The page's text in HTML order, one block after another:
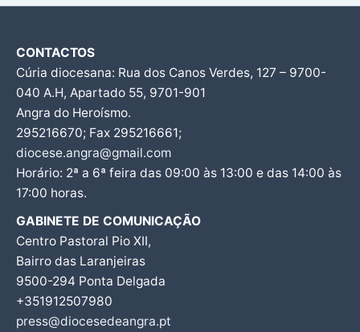
CONTACTOS
Cúria diocesana: Rua dos Canos Verdes, 127 – 9700-
040 A.H, Apartado 55, 9701-901
Angra do Heroísmo.
295216670; Fax 295216661;
diocese.angra@gmail.com
Horário: 2ª a 6ª feira das 09:00 às 13:00 e das 14:00 às
17:00 horas.
GABINETE DE COMUNICAÇÃO
Centro Pastoral Pio XII,
Bairro das Laranjeiras
9500-294 Ponta Delgada
+351912507980
press@diocesedeangra.pt